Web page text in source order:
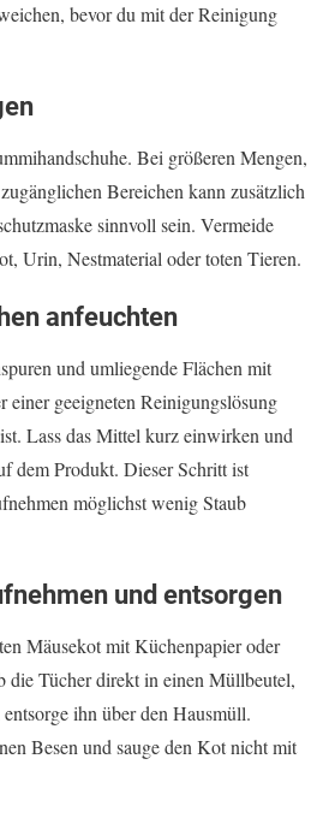
bevor du mit der Reinigung
Bei größeren Mengen,
Bereichen kann zusätzlich
sinnvoll sein. Vermeide
Urin, Nestmaterial oder toten Tieren.
anfeuchten
und umliegende Flächen mit
einer geeigneten Reinigungslösung
Lass das Mittel kurz einwirken und
dem Produkt. Dieser Schritt ist
möglichst wenig Staub
und entsorgen
Mäusekot mit Küchenpapier oder
die Tücher direkt in einen Müllbeutel,
ihn über den Hausmüll.
Besen und sauge den Kot nicht mit